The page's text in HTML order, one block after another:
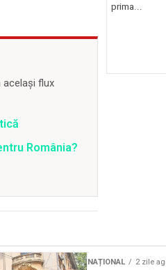
același flux
România?
prima...
Sursă foto: Shutterstock
NAȚIONAL 2 zile